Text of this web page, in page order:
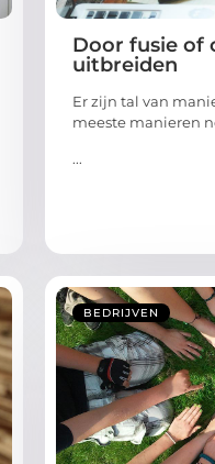
Door fusie of
uitbreiden
Er zijn tal van
meeste manieren
...
BEDRIJVEN